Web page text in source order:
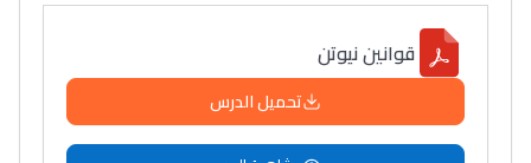
قوانين نيوتن
تحميل الدرس